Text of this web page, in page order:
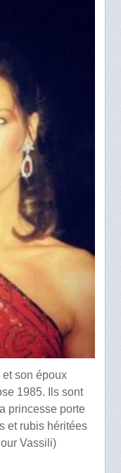
son époux
1985. Ils sont
princesse porte
et rubis héritées
Vassili)